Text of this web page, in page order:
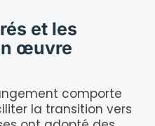
et les
œuvre
comporte
la transition vers